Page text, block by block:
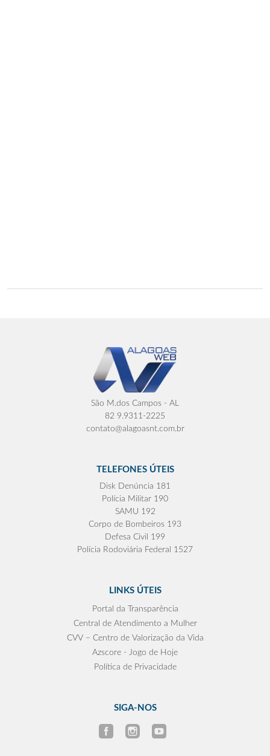
São M.dos Campos - AL
82 9.9311-2225
contato@alagoasnt.com.br
TELEFONES ÚTEIS
Disk Denúncia 181
Polícia Militar 190
SAMU 192
Corpo de Bombeiros 193
Defesa Civil 199
Polícia Rodoviária Federal 1527
LINKS ÚTEIS
Portal da Transparência
Central de Atendimento a Mulher
CVV – Centro de Valorização da Vida
Azscore - Jogo de Hoje
Política de Privacidade
SIGA-NOS